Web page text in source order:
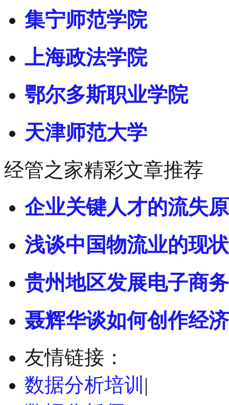
集宁师范学院
上海政法学院
鄂尔多斯职业学院
天津师范大学
经管之家精彩文章推荐
企业关键人才的流失
浅谈中国物流业的现
贵州地区发展电子商
聂辉华谈如何创作经
友情链接：
数据分析培训 |